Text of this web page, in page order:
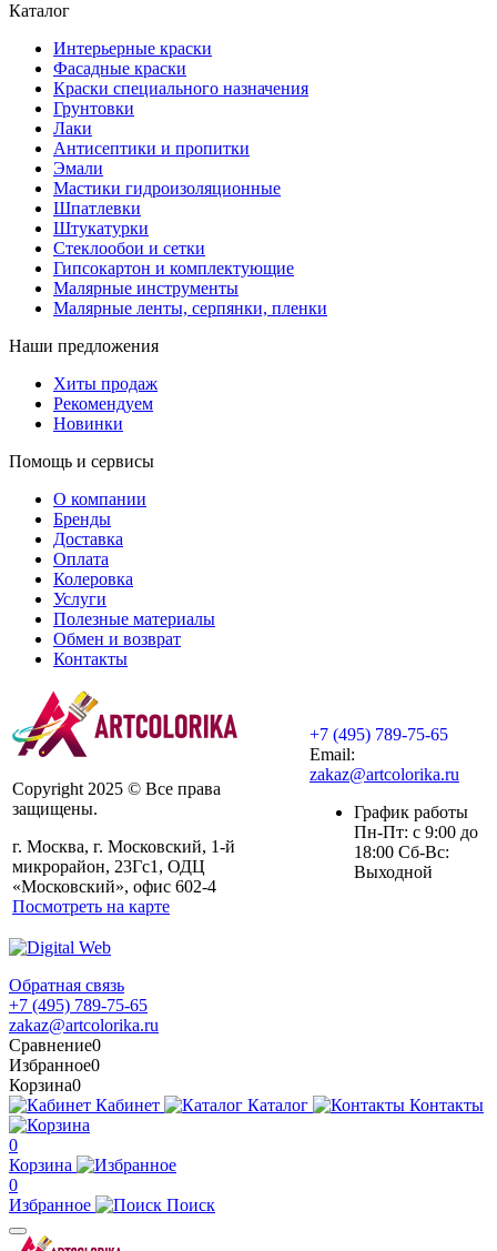
Каталог
Интерьерные краски
Фасадные краски
Краски специального назначения
Грунтовки
Лаки
Антисептики и пропитки
Эмали
Мастики гидроизоляционные
Шпатлевки
Штукатурки
Стеклообои и сетки
Гипсокартон и комплектующие
Малярные инструменты
Малярные ленты, серпянки, пленки
Наши предложения
Хиты продаж
Рекомендуем
Новинки
Помощь и сервисы
О компании
Бренды
Доставка
Оплата
Колеровка
Услуги
Полезные материалы
Обмен и возврат
Контакты
Copyright 2025 © Все права
защищены.
г. Москва, г. Московский, 1-й
микрорайон, 23Гс1, ОДЦ
«Московский», офис 602-4
Посмотреть на карте
+7 (495) 789-75-65
Email:
zakaz@artcolorika.ru
График работы
Пн-Пт: с 9:00 до
18:00 Сб-Вс:
Выходной
Обратная связь
+7 (495) 789-75-65
zakaz@artcolorika.ru
Сравнение0
Избранное0
Корзина0
Кабинет
Каталог Контакты
0
Корзина
0
Избранное
Поиск